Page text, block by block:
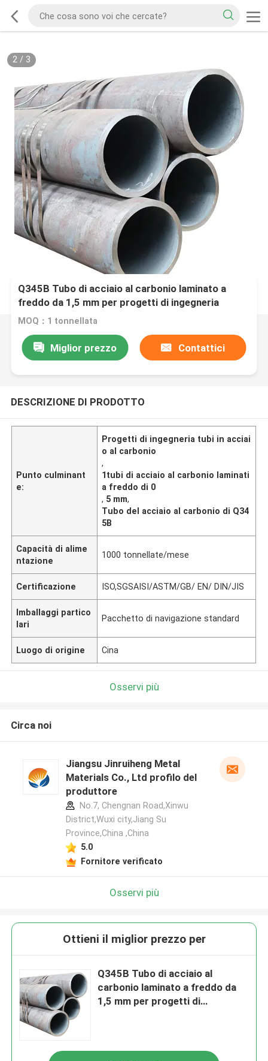
2/ 3
Q345B Tubo di acciaio al carbonio laminato a
freddo da 1,5 mm per progetti di ingegneria
MOQ：1 tonnellata
Miglior prezzo Contattici
DESCRIZIONE DI PRODOTTO
Punto culminant
e:
Progetti di ingegneria tubi in acciai
o al carbonio
,
1tubi di acciaio al carbonio laminati
a freddo di 0
, 5 mm,
Tubo del acciaio al carbonio di Q34
5B
Capacità di alime
ntazione
1000 tonnellate/mese
Certificazione ISO,SGSAISI/ASTM/GB/ EN/ DIN/JIS
Imballaggi partico
lari
Pacchetto di navigazione standard
Luogo di origine Cina
Osservi più
Circa noi
Jiangsu Jinruiheng Metal
Materials Co., Ltd profilo del
produttore
No.7, Chengnan Road,Xinwu
District,Wuxi city,Jiang Su
Province,China ,China
5.0
Fornitore verificato
Osservi più
Ottieni il miglior prezzo per
Q345B Tubo di acciaio al
carbonio laminato a freddo da
1,5 mm per progetti di